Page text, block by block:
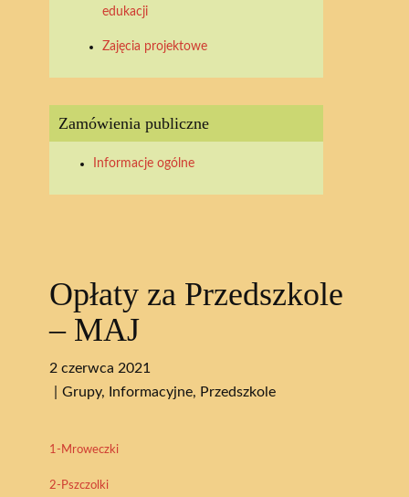
edukacji
Zajęcia projektowe
Zamówienia publiczne
Informacje ogólne
Opłaty za Przedszkole
– MAJ
2 czerwca 2021
Grupy, Informacyjne, Przedszkole
1-Mroweczki
2-Pszczolki